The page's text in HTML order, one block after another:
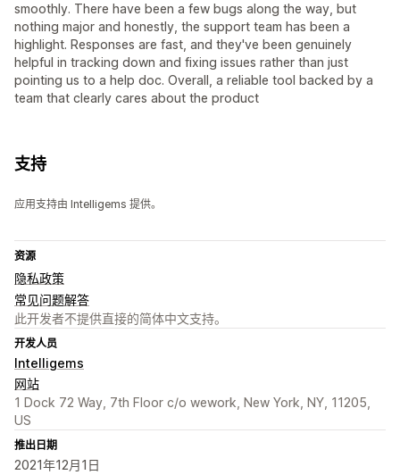
smoothly. There have been a few bugs along the way, but
nothing major and honestly, the support team has been a
highlight. Responses are fast, and they've been genuinely
helpful in tracking down and fixing issues rather than just
pointing us to a help doc. Overall, a reliable tool backed by a
team that clearly cares about the product
支持
应用支持由 Intelligems 提供。
资源
隐私政策
常见问题解答
此开发者不提供直接的简体中文支持。
开发人员
Intelligems
网站
1 Dock 72 Way, 7th Floor c/o wework, New York, NY, 11205,
US
推出日期
2021年12月1日